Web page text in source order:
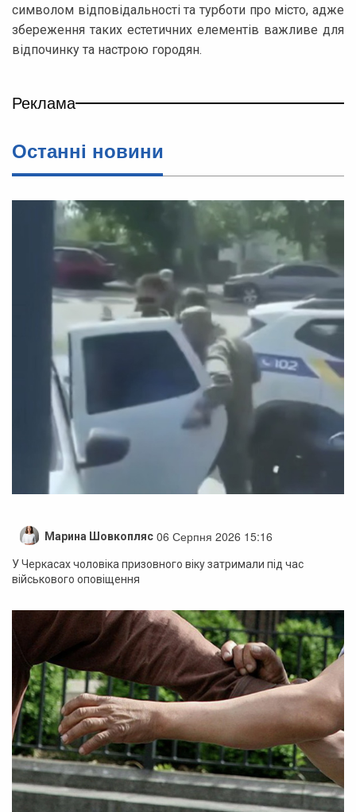
символом відповідальності та турботи про місто, адже
збереження таких естетичних елементів важливе для
відпочинку та настрою городян.
Реклама
Останні новини
Марина Шовкопляс 06 Серпня 2026 15:16
У Черкасах чоловіка призовного віку затримали під час
військового оповіщення